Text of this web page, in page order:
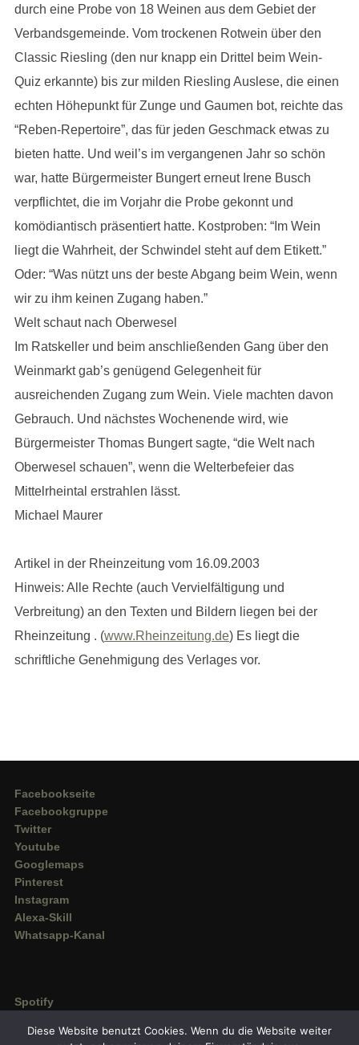
durch eine Probe von 18 Weinen aus dem Gebiet der
Verbandsgemeinde. Vom trockenen Rotwein über den
Classic Riesling (den nur knapp ein Drittel beim Wein-
Quiz erkannte) bis zur milden Riesling Auslese, die einen
echten Höhepunkt für Zunge und Gaumen bot, reichte das
“Reben-Repertoire”, das für jeden Geschmack etwas zu
bieten hatte. Und weil’s im vergangenen Jahr so schön
war, hatte Bürgermeister Bungert erneut Irene Busch
verpflichtet, die im Vorjahr die Probe gekonnt und
komödiantisch präsentiert hatte. Kostproben: “Im Wein
liegt die Wahrheit, der Schwindel steht auf dem Etikett.”
Oder: “Was nützt uns der beste Abgang beim Wein, wenn
wir zu ihm keinen Zugang haben.”
Welt schaut nach Oberwesel
Im Ratskeller und beim anschließenden Gang über den
Weinmarkt gab’s genügend Gelegenheit für
ausreichenden Zugang zum Wein. Viele machten davon
Gebrauch. Und nächstes Wochenende wird, wie
Bürgermeister Thomas Bungert sagte, “die Welt nach
Oberwesel schauen”, wenn die Welterbefeier das
Mittelrheintal erstrahlen lässt.
Michael Maurer
Artikel in der Rheinzeitung vom 16.09.2003
Hinweis: Alle Rechte (auch Vervielfältigung und
Verbreitung) an den Texten und Bildern liegen bei der
Rheinzeitung . (www.Rheinzeitung.de) Es liegt die
schriftliche Genehmigung des Verlages vor.
Facebookseite
Facebookgruppe
Twitter
Youtube
Googlemaps
Pinterest
Instagram
Alexa-Skill
Whatsapp-Kanal
Spotify
Amazon Music
Diese Website benutzt Cookies. Wenn du die Website weiter